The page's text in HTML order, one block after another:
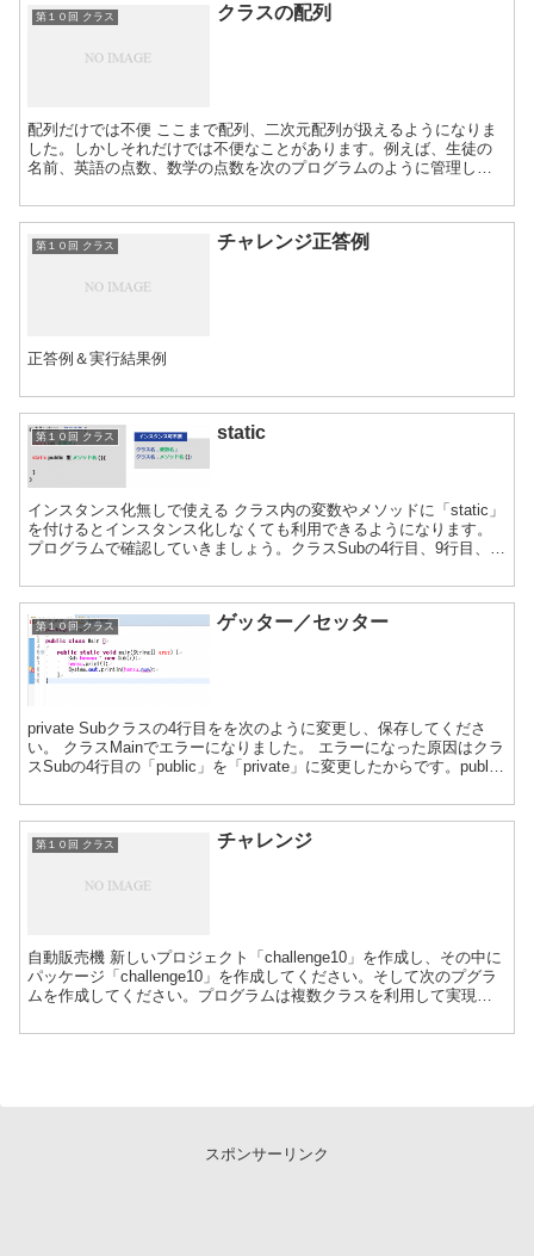
第１０回 クラス クラスの配列
配列だけでは不便 ここまで配列、二次元配列が扱えるようになりま
した。しかしそれだけでは不便なことがあります。例えば、生徒の
名前、英語の点数、数学の点数を次のプログラムのように管理しま
第１０回 クラス チャレンジ正答例
正答例＆実行結果例
第１０回 クラス static
インスタンス化無しで使える クラス内の変数やメソッドに「static」
を付けるとインスタンス化しなくても利用できるようになります。
プログラムで確認していきましょう。クラスSubの4行目、9行目、
第１０回 クラス ゲッター／セッター
private Subクラスの4行目をを次のように変更し、保存してくださ
い。 クラスMainでエラーになりました。 エラーになった原因はクラ
スSubの4行目の「public」を「private」に変更したからです。public
第１０回 クラス チャレンジ
自動販売機 新しいプロジェクト「challenge10」を作成し、その中に
パッケージ「challenge10」を作成してください。そして次のプグラ
ムを作成してください。プログラムは複数クラスを利用して実現し
スポンサーリンク